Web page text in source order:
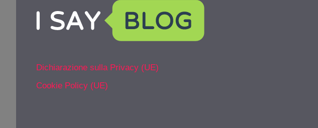
Dichiarazione sulla Privacy (UE)
Cookie Policy (UE)